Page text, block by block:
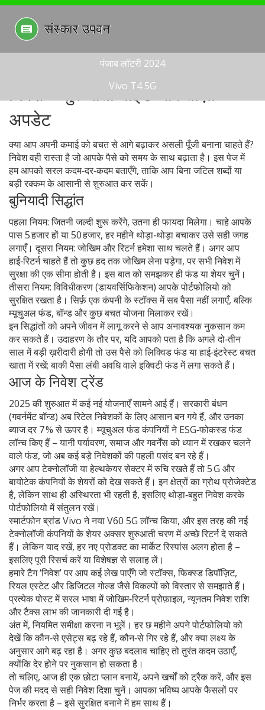
पंजाब लॉटरी 2024
Vivo T4 5G
निवेश – शुरुआती गाइड और ताज़ा
अपडेट
क्या आप अपनी कमाई को बचत से आगे बढ़ाकर असली पूँजी बनाना चाहते हैं?
निवेश वही रास्ता है जो आपके पैसे को समय के साथ बढ़ाता है। इस पेज में
हम आपको सरल कदम‑दर‑कदम बताएँगे, ताकि आप बिना जटिल शब्दों या
बड़ी रक्कम के आसानी से शुरुआत कर सकें।
बुनियादी सिद्धांत
पहला नियम: जितनी जल्दी शुरू करेंगे, उतना ही फायदा मिलेगा। चाहे आपके
पास 5 हजार हों या 50 हजार, हर महीने थोड़ा‑थोड़ा बचाकर उसे सही जगह
लगाएँ। दूसरा नियम: जोखिम और रिटर्न हमेशा साथ चलते हैं। अगर आप
हाई‑रिटर्न चाहते हैं तो कुछ हद तक जोखिम लेना पड़ेगा, पर सभी निवेश में
सुरक्षा की एक सीमा होती है। इस बात को समझकर ही फंड या शेयर चुनें।
तीसरा नियम: विविधीकरण (डायवर्सिफिकेशन) आपके पोर्टफोलियो को
सुरक्षित रखता है। सिर्फ़ एक कंपनी के स्टॉक्स में सब पैसा नहीं लगाएँ, बल्कि
म्यूचुअल फंड, बॉन्ड और कुछ बचत योजना मिलाकर रखें।
इन सिद्धांतों को अपने जीवन में लागू करने से आप अनावश्यक नुकसान कम
कर सकते हैं। उदाहरण के तौर पर, यदि आपको पता है कि अगले दो‑तीन
साल में बड़ी ख़रीदारी होगी तो उस पैसे को लिक्विड फंड या हाई‑इंटरेस्ट बचत
खाता में रखें; बाकी पैसा लंबी अवधि वाले इक्विटी फंड में लगा सकते हैं।
आज के निवेश ट्रेंड
2025 की शुरुआत में कई नई योजनाएँ सामने आई हैं। सरकारी बंधन
(गवर्नमेंट बॉन्ड) अब रिटेल निवेशकों के लिए आसान बन गये हैं, और उनका
ब्याज दर 7 % से ऊपर है। म्यूचुअल फंड कंपनियों ने ESG‑फोकस्ड फंड
लॉन्च किए हैं – यानी पर्यावरण, समाज और गवर्नेंस को ध्यान में रखकर चलने
वाले फंड, जो अब कई बड़े निवेशकों की पहली पसंद बन रहे हैं।
अगर आप टेक्नोलॉजी या हेल्थकेयर सेक्टर में रुचि रखते हैं तो 5 G और
बायोटेक कंपनियों के शेयरों को देख सकते हैं। इन क्षेत्रों का ग्रोथ प्रोजेक्टेड
है, लेकिन साथ ही अस्थिरता भी रहती है, इसलिए थोड़ा‑बहुत निवेश करके
पोर्टफोलियो में संतुलन रखें।
स्मार्टफोन ब्रांड Vivo ने नया V60 5G लॉन्च किया, और इस तरह की नई
टेक्नोलॉजी कंपनियों के शेयर अक्सर शुरुआती चरण में अच्छे रिटर्न दे सकते
हैं। लेकिन याद रखें, हर नए प्रोडक्ट का मार्केट रिस्पांस अलग होता है –
इसलिए पूरी रिसर्च करें या विशेषज्ञ से सलाह लें।
हमारे टैग ‘निवेश’ पर आप कई लेख पाएँगे जो स्टॉक्स, फिक्स्ड डिपॉज़िट,
रियल एस्टेट और डिजिटल गोल्ड जैसे विकल्पों को विस्तार से समझाते हैं।
प्रत्येक पोस्ट में सरल भाषा में जोखिम‑रिटर्न प्रोफ़ाइल, न्यूनतम निवेश राशि
और टैक्स लाभ की जानकारी दी गई है।
अंत में, नियमित समीक्षा करना न भूलें। हर छ महीने अपने पोर्टफोलियो को
देखें कि कौन‑से एसेट्स बढ़ रहे हैं, कौन‑से गिर रहे हैं, और क्या लक्ष्य के
अनुसार आगे बढ़ रहा है। अगर कुछ बदलाव चाहिए तो तुरंत कदम उठाएँ,
क्योंकि देर होने पर नुकसान हो सकता है।
तो चलिए, आज ही एक छोटा प्लान बनायें, अपने खर्चों को ट्रैक करें, और इस
पेज की मदद से सही निवेश दिशा चुनें। आपका भविष्य आपके फैसलों पर
निर्भर करता है – इसे सुरक्षित बनाने में हम साथ हैं।